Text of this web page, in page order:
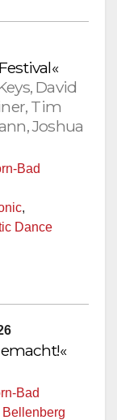
David
Tim
Joshua
Bad
,
Dance
Bad